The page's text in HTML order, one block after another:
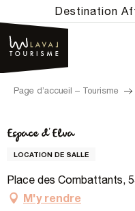
au
contenu
principal
Destination
Page d’accueil – Tourisme
Espace d'Elva
LOCATION DE SALLE
Place des Combattants,
M'y rendre